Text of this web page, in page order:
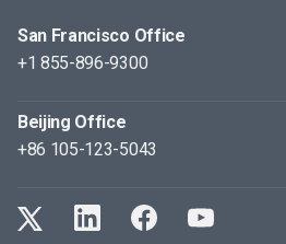
San Francisco Office
+1 855-896-9300
Beijing Office
+86 105-123-5043